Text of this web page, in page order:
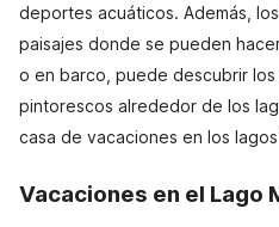
deportes acuáticos. Además,
paisajes donde se pueden
o en barco, puede descubrir
pintorescos alrededor de los
casa de vacaciones en los
Vacaciones en el Lago